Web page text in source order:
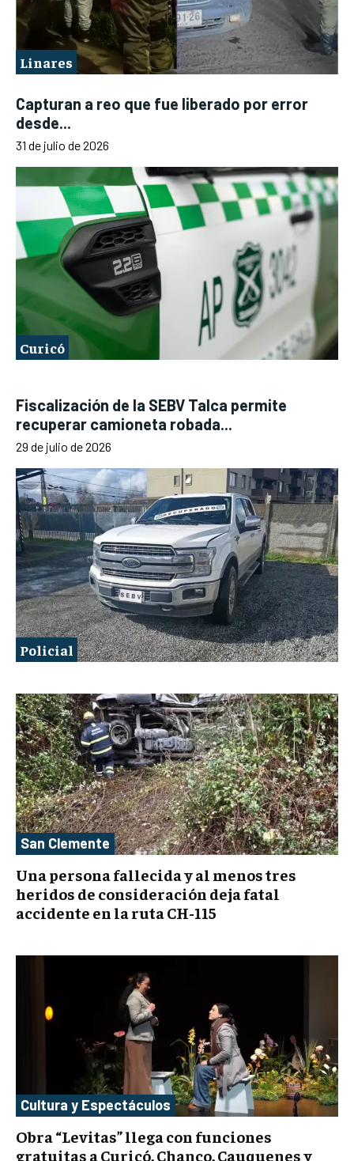
Linares
Capturan a reo que fue liberado por error
desde...
31 de julio de 2026
Curicó
Fiscalización de la SEBV Talca permite
recuperar camioneta robada...
29 de julio de 2026
Policial
San Clemente
Una persona fallecida y al menos tres
heridos de consideración deja fatal
accidente en la ruta CH-115
Cultura y Espectáculos
Obra “Levitas” llega con funciones
gratuitas a Curicó, Chanco, Cauquenes y